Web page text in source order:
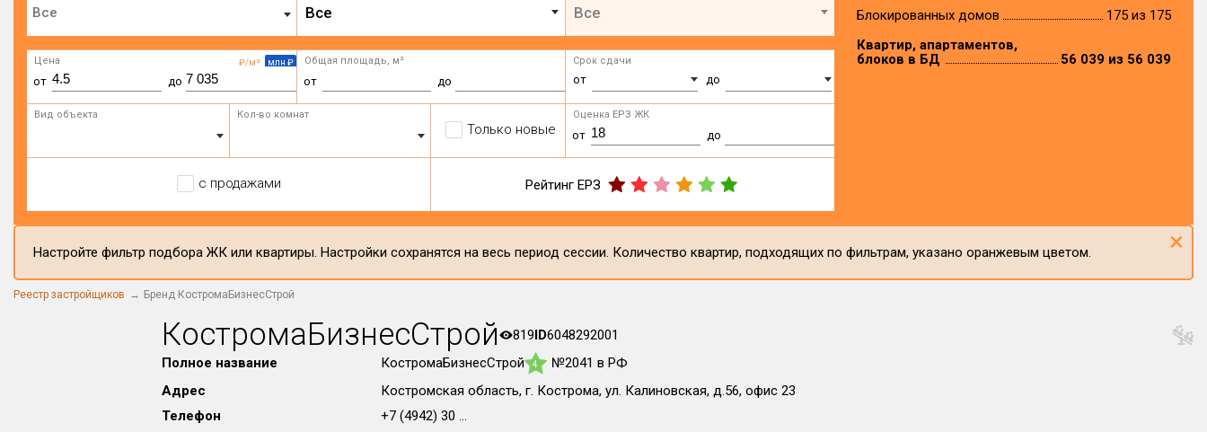
Все Все
₽/м² млн ₽
Цена
от до
Общая площадь, м²
от до
Срок сдачи
от до
Вид объекта Кол-во комнат
Только новые
Оценка ЕРЗ ЖК
от до
с продажами Рейтинг ЕРЗ
Блокированных домов
175 из 175
Квартир, апартаментов,
блоков в БД
56 039 из 56 039
Настройте фильтр подбора ЖК или квартиры. Настройки сохранятся на весь период сессии. Количество квартир, подходящих по фильтрам, указано оранжевым цветом. ×
Реестр застройщиков Бренд КостромаБизнесСтрой
КостромаБизнесСтрой 819ID6048292001
Полное название
КостромаБизнесСтрой 4
№2041 в РФ
Адрес
Костромская область, г. Кострома, ул. Калиновская, д.56, офис 23
Телефон
+7 (4942) 30 ...